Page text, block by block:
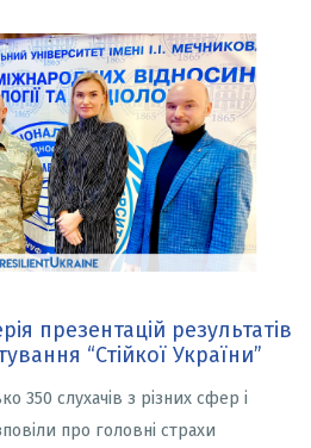
презентацій результатів
“Стійкої України”
350 слухачів з різних сфер і
про головні страхи